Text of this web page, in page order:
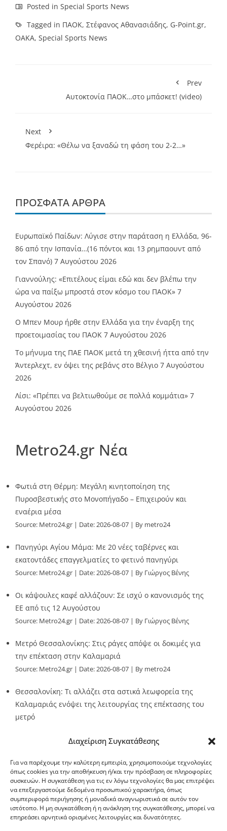
Διαχείριση Συγκατάθεσης
Για να παρέχουμε την καλύτερη εμπειρία, χρησιμοποιούμε τεχνολογίες
όπως cookies για την αποθήκευση ή/και την πρόσβαση σε πληροφορίες
συσκευών. Η συγκατάθεση για τις εν λόγω τεχνολογίες θα μας επιτρέψει
να επεξεργαστούμε δεδομένα προσωπικού χαρακτήρα, όπως
συμπεριφορά περιήγησης ή μοναδικά αναγνωριστικά σε αυτόν τον
ιστότοπο. Η μη συγκατάθεση ή η ανάκληση της συγκατάθεσης, μπορεί να
επηρεάσει αρνητικά ορισμένες λειτουργίες και δυνατότητες.
Posted in Special Sports News
Tagged in ΠΑΟΚ, Στέφανος Αθανασιάδης, G-Point.gr,
ΟΑΚΑ, Special Sports News
Prev
Αυτοκτονία ΠΑΟΚ…στο μπάσκετ! (video)
Next
Φερέιρα: «Θέλω να ξαναδώ τη φάση του 2-2…»
ΠΡΌΣΦΑΤΑ ΆΡΘΡΑ
Ευρωπαϊκό Παίδων: Λύγισε στην παράταση η Ελλάδα, 96-
86 από την Ισπανία…(16 πόντοι και 13 ρημπαουντ από
τον Σπανό) 7 Αυγούστου 2026
Γιαννούλης: «Επιτέλους είμαι εδώ και δεν βλέπω την
ώρα να παίξω μπροστά στον κόσμο του ΠΑΟΚ» 7
Αυγούστου 2026
O Mπεν Μουρ ήρθε στην Ελλάδα για την έναρξη της
προετοιμασίας του ΠΑΟΚ 7 Αυγούστου 2026
Το μήνυμα της ΠΑΕ ΠΑΟΚ μετά τη χθεσινή ήττα από την
Άντερλεχτ, εν όψει της ρεβάνς στο Βέλγιο 7 Αυγούστου
2026
Λίσι: «Πρέπει να βελτιωθούμε σε πολλά κομμάτια» 7
Αυγούστου 2026
Metro24.gr Νέα
Φωτιά στη Θέρμη: Μεγάλη κινητοποίηση της
Πυροσβεστικής στο Μονοπήγαδο – Επιχειρούν και
εναέρια μέσα
Source: Metro24.gr Date: 2026-08-07 By metro24
Πανηγύρι Αγίου Μάμα: Με 20 νέες ταβέρνες και
εκατοντάδες επαγγελματίες το φετινό πανηγύρι
Source: Metro24.gr Date: 2026-08-07 By Γιώργος Βένης
Οι κάψουλες καφέ αλλάζουν: Σε ισχύ ο κανονισμός της
ΕΕ από τις 12 Αυγούστου
Source: Metro24.gr Date: 2026-08-07 By Γιώργος Βένης
Μετρό Θεσσαλονίκης: Στις ράγες απόψε οι δοκιμές για
την επέκταση στην Καλαμαριά
Source: Metro24.gr Date: 2026-08-07 By metro24
Θεσσαλονίκη: Τι αλλάζει στα αστικά λεωφορεία της
Καλαμαριάς ενόψει της λειτουργίας της επέκτασης του
μετρό
G-point.gr